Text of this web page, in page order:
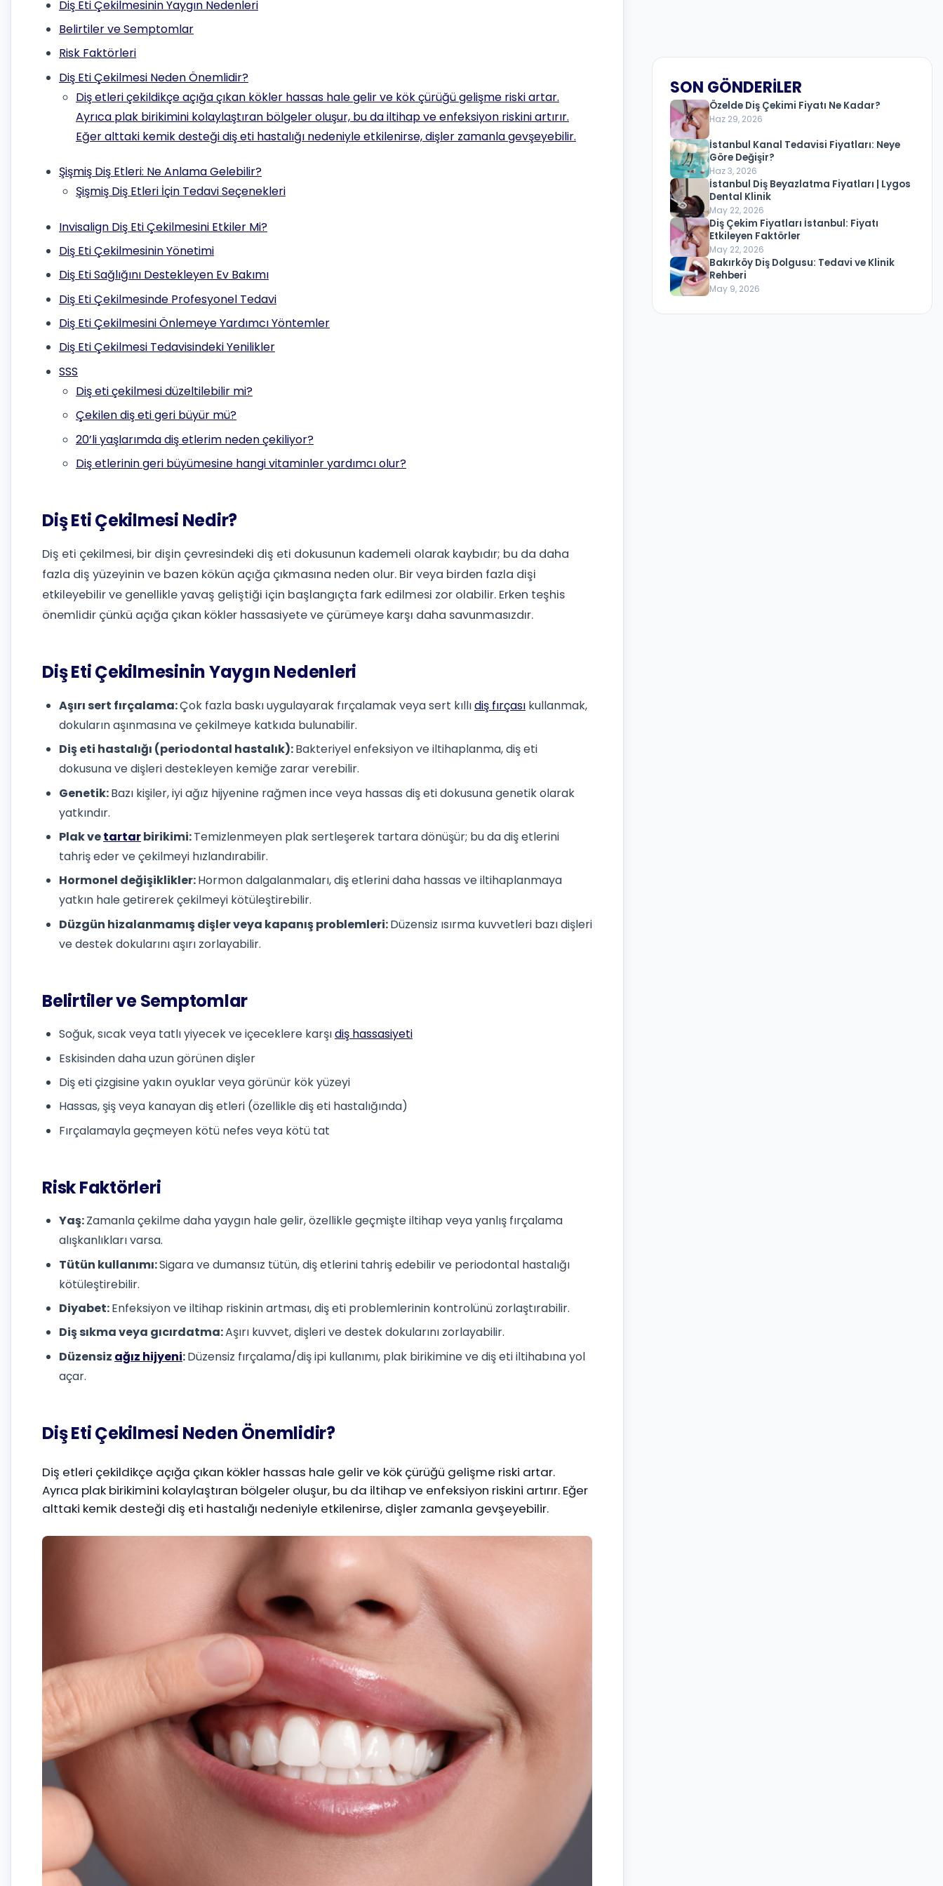
Diş Eti Çekilmesinin Yaygın Nedenleri
Belirtiler ve Semptomlar
Risk Faktörleri
Diş Eti Çekilmesi Neden Önemlidir?
Diş etleri çekildikçe açığa çıkan kökler hassas hale gelir ve kök çürüğü gelişme riski artar.
Ayrıca plak birikimini kolaylaştıran bölgeler oluşur, bu da iltihap ve enfeksiyon riskini artırır.
Eğer alttaki kemik desteği diş eti hastalığı nedeniyle etkilenirse, dişler zamanla gevşeyebilir.
Şişmiş Diş Etleri: Ne Anlama Gelebilir?
Şişmiş Diş Etleri İçin Tedavi Seçenekleri
Invisalign Diş Eti Çekilmesini Etkiler Mi?
Diş Eti Çekilmesinin Yönetimi
Diş Eti Sağlığını Destekleyen Ev Bakımı
Diş Eti Çekilmesinde Profesyonel Tedavi
Diş Eti Çekilmesini Önlemeye Yardımcı Yöntemler
Diş Eti Çekilmesi Tedavisindeki Yenilikler
SSS
Diş eti çekilmesi düzeltilebilir mi?
Çekilen diş eti geri büyür mü?
20’li yaşlarımda diş etlerim neden çekiliyor?
Diş etlerinin geri büyümesine hangi vitaminler yardımcı olur?
Diş Eti Çekilmesi Nedir?
Diş eti çekilmesi, bir dişin çevresindeki diş eti dokusunun kademeli olarak kaybıdır; bu da daha
fazla diş yüzeyinin ve bazen kökün açığa çıkmasına neden olur. Bir veya birden fazla dişi
etkileyebilir ve genellikle yavaş geliştiği için başlangıçta fark edilmesi zor olabilir. Erken teşhis
önemlidir çünkü açığa çıkan kökler hassasiyete ve çürümeye karşı daha savunmasızdır.
Diş Eti Çekilmesinin Yaygın Nedenleri
Aşırı sert fırçalama:Çok fazla baskı uygulayarak fırçalamak veya sert kıllıdiş fırçası kullanmak,
dokuların aşınmasına ve çekilmeye katkıda bulunabilir.
Diş eti hastalığı (periodontal hastalık):Bakteriyel enfeksiyon ve iltihaplanma, diş eti
dokusuna ve dişleri destekleyen kemiğe zarar verebilir.
Genetik:Bazı kişiler, iyi ağız hijyenine rağmen ince veya hassas diş eti dokusuna genetik olarak
yatkındır.
Plak vetartarbirikimi:Temizlenmeyen plak sertleşerek tartara dönüşür; bu da diş etlerini
tahriş eder ve çekilmeyi hızlandırabilir.
Hormonel değişiklikler:Hormon dalgalanmaları, diş etlerini daha hassas ve iltihaplanmaya
yatkın hale getirerek çekilmeyi kötüleştirebilir.
Düzgün hizalanmamış dişler veya kapanış problemleri:Düzensiz ısırma kuvvetleri bazı dişleri
ve destek dokularını aşırı zorlayabilir.
Belirtiler ve Semptomlar
Soğuk, sıcak veya tatlı yiyecek ve içeceklere karşıdiş hassasiyeti
Eskisinden daha uzun görünen dişler
Diş eti çizgisine yakın oyuklar veya görünür kök yüzeyi
Hassas, şiş veya kanayan diş etleri (özellikle diş eti hastalığında)
Fırçalamayla geçmeyen kötü nefes veya kötü tat
Risk Faktörleri
Yaş:Zamanla çekilme daha yaygın hale gelir, özellikle geçmişte iltihap veya yanlış fırçalama
alışkanlıkları varsa.
Tütün kullanımı:Sigara ve dumansız tütün, diş etlerini tahriş edebilir ve periodontal hastalığı
kötüleştirebilir.
Diyabet:Enfeksiyon ve iltihap riskinin artması, diş eti problemlerinin kontrolünü zorlaştırabilir.
Diş sıkma veya gıcırdatma:Aşırı kuvvet, dişleri ve destek dokularını zorlayabilir.
Düzensiz ağız hijyeni:Düzensiz fırçalama/diş ipi kullanımı, plak birikimine ve diş eti iltihabına yol
açar.
Diş Eti Çekilmesi Neden Önemlidir?
Diş etleri çekildikçe açığa çıkan kökler hassas hale gelir ve kök çürüğü gelişme riski artar.
Ayrıca plak birikimini kolaylaştıran bölgeler oluşur, bu da iltihap ve enfeksiyon riskini artırır. Eğer
alttaki kemik desteği diş eti hastalığı nedeniyle etkilenirse, dişler zamanla gevşeyebilir.
SON GÖNDERILER
Özelde Diş Çekimi Fiyatı Ne Kadar?
Haz 29, 2026
İstanbul Kanal Tedavisi Fiyatları: Neye
Göre Değişir?
Haz 3, 2026
İstanbul Diş Beyazlatma Fiyatları | Lygos
Dental Klinik
May 22, 2026
Diş Çekim Fiyatları İstanbul: Fiyatı
Etkileyen Faktörler
May 22, 2026
Bakırköy Diş Dolgusu: Tedavi ve Klinik
Rehberi
May 9, 2026